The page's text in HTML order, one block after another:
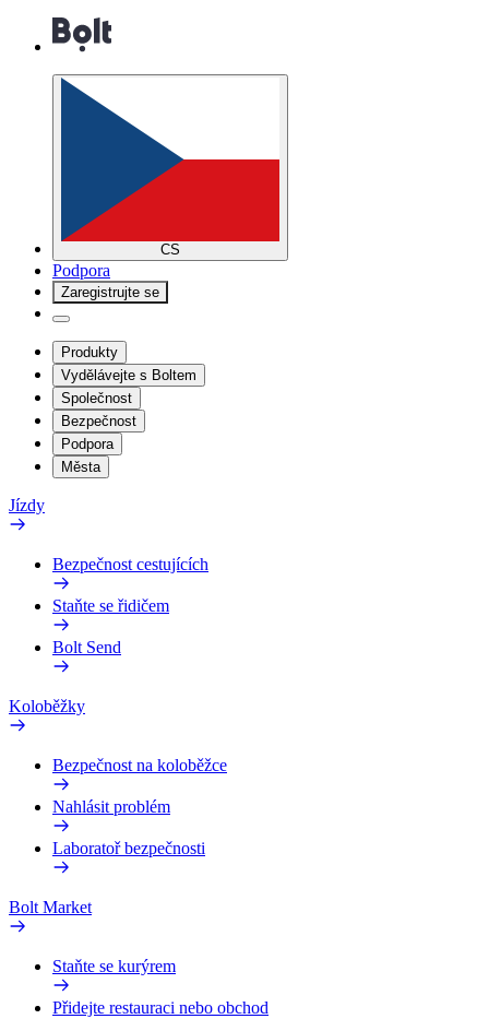
CS
Podpora
Zaregistrujte se
Produkty
Vydělávejte s Boltem
Společnost
Bezpečnost
Podpora
Města
Jízdy
Bezpečnost cestujících
Staňte se řidičem
Bolt Send
Koloběžky
Bezpečnost na koloběžce
Nahlásit problém
Laboratoř bezpečnosti
Bolt Market
Staňte se kurýrem
Přidejte restauraci nebo obchod